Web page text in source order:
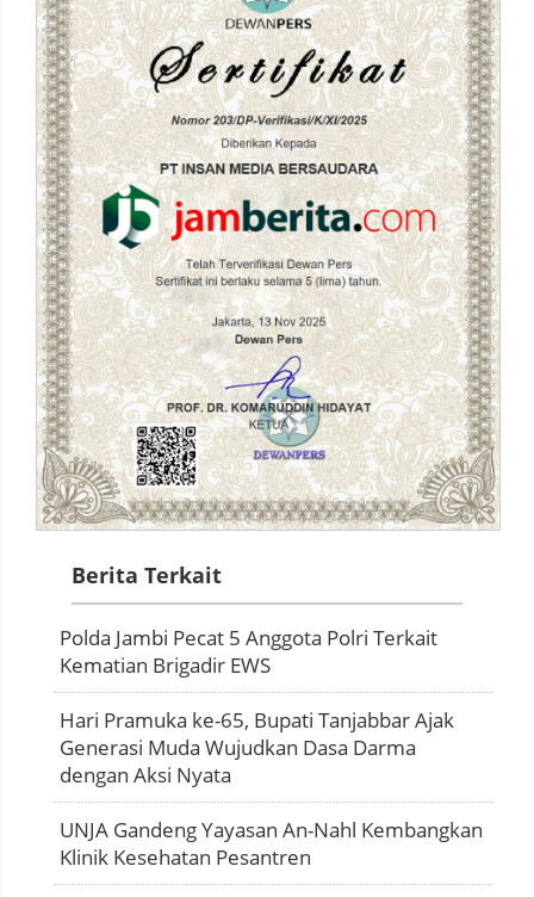
Berita Terkait
Polda Jambi Pecat 5 Anggota Polri Terkait
Kematian Brigadir EWS
Hari Pramuka ke-65, Bupati Tanjabbar Ajak
Generasi Muda Wujudkan Dasa Darma
dengan Aksi Nyata
UNJA Gandeng Yayasan An-Nahl Kembangkan
Klinik Kesehatan Pesantren